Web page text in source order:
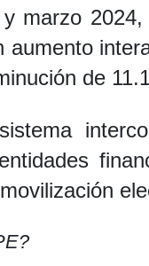
marzo
aumento
de